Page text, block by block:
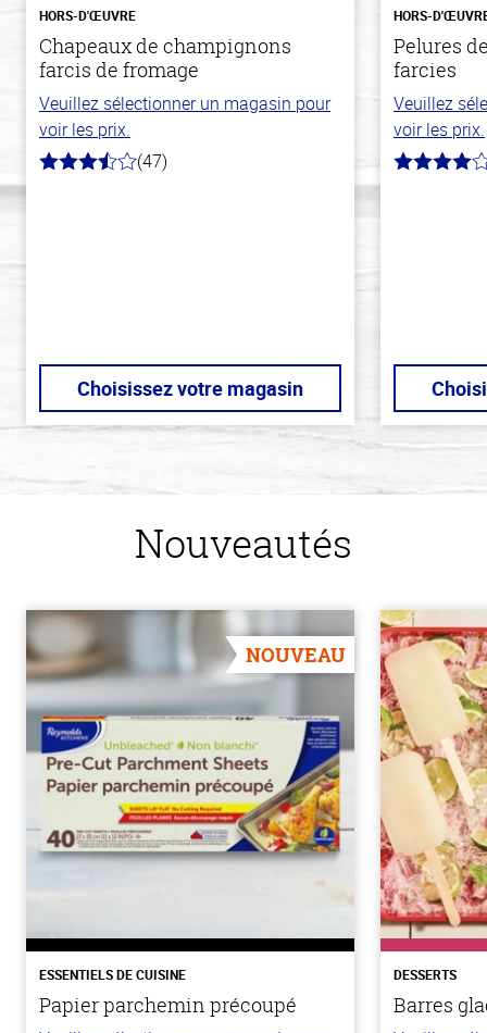
HORS-D'ŒUVRE
Chapeaux de champignons
farcis de fromage
Veuillez sélectionner un magasin pour
voir les prix.
3.5
(47)
Choisissez votre magasin
HORS-
Pelures
farcies
Veuillez
voir les prix.
4.0
Nouveautés
NOUVEAU
ESSENTIELS DE CUISINE
Papier parchemin précoupé
DESSERTS
Barres